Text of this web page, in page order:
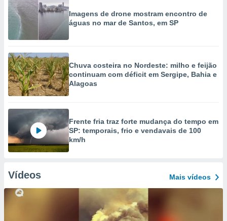
Imagens de drone mostram encontro de
águas no mar de Santos, em SP
Chuva costeira no Nordeste: milho e feijão
continuam com déficit em Sergipe, Bahia e
Alagoas
Frente fria traz forte mudança do tempo em
SP: temporais, frio e vendavais de 100
km/h
Vídeos Mais vídeos